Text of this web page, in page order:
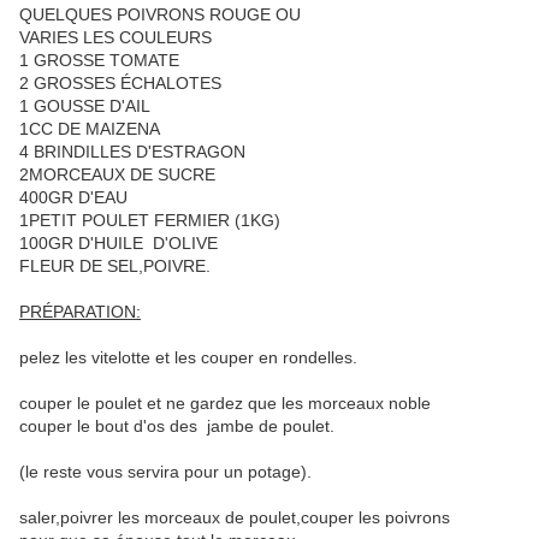
QUELQUES POIVRONS ROUGE OU
VARIES LES COULEURS
1 GROSSE TOMATE
2 GROSSES ÉCHALOTES
1 GOUSSE D'AIL
1CC DE MAIZENA
4 BRINDILLES D'ESTRAGON
2MORCEAUX DE SUCRE
400GR D'EAU
1PETIT POULET FERMIER (1KG)
100GR D'HUILE D'OLIVE
FLEUR DE SEL,POIVRE.
PRÉPARATION:
pelez les vitelotte et les couper en rondelles.
couper le poulet et ne gardez que les morceaux noble
couper le bout d'os des jambe de poulet.
(le reste vous servira pour un potage).
saler,poivrer les morceaux de poulet,couper les poivrons